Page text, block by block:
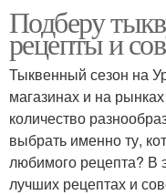
Подберу
рецепты и
Тыквенный сезон на
магазинах и на
количество
выбрать именно ту,
любимого рецепта? В
лучших рецептах и